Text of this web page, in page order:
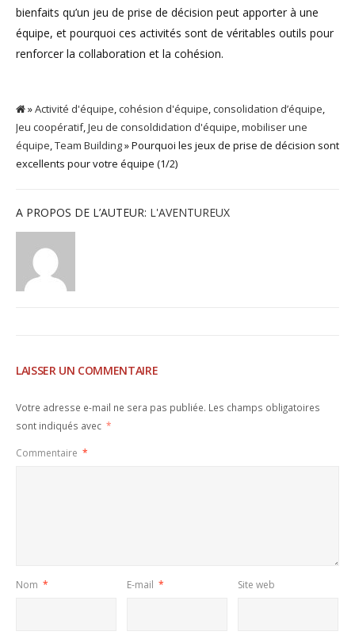
bienfaits qu’un jeu de prise de décision peut apporter à une
équipe, et pourquoi ces activités sont de véritables outils pour
renforcer la collaboration et la cohésion.
»Activité d'équipe,cohésion d'équipe,consolidation d’équipe,
Jeu coopératif,Jeu de consoldidation d'équipe,mobiliser une
équipe,Team Building» Pourquoi les jeux de prise de décision sont
excellents pour votre équipe (1/2)
A PROPOS DE L’AUTEUR: L'AVENTUREUX
LAISSER UN COMMENTAIRE
Votre adresse e-mail ne sera pas publiée. Les champs obligatoires
sont indiqués avec *
Commentaire *
Nom * E-mail * Site web